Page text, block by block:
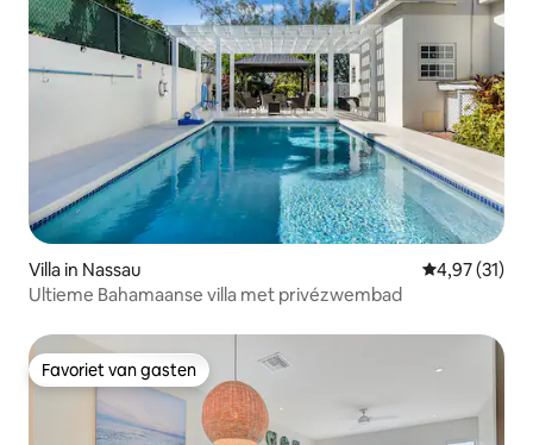
Villa in Nassau Gemiddelde
4,97 (31)
Ultieme Bahamaanse villa met privézwembad
Favoriet van gasten
Favoriet van gasten